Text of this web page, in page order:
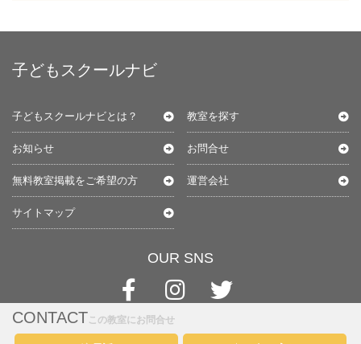
CONTACTこの教室にお問合せ
子どもスクールナビ
子どもスクールナビとは？ 教室を探す
お知らせ お問合せ
無料教室掲載をご希望の方 運営会社
サイトマップ
OUR SNS